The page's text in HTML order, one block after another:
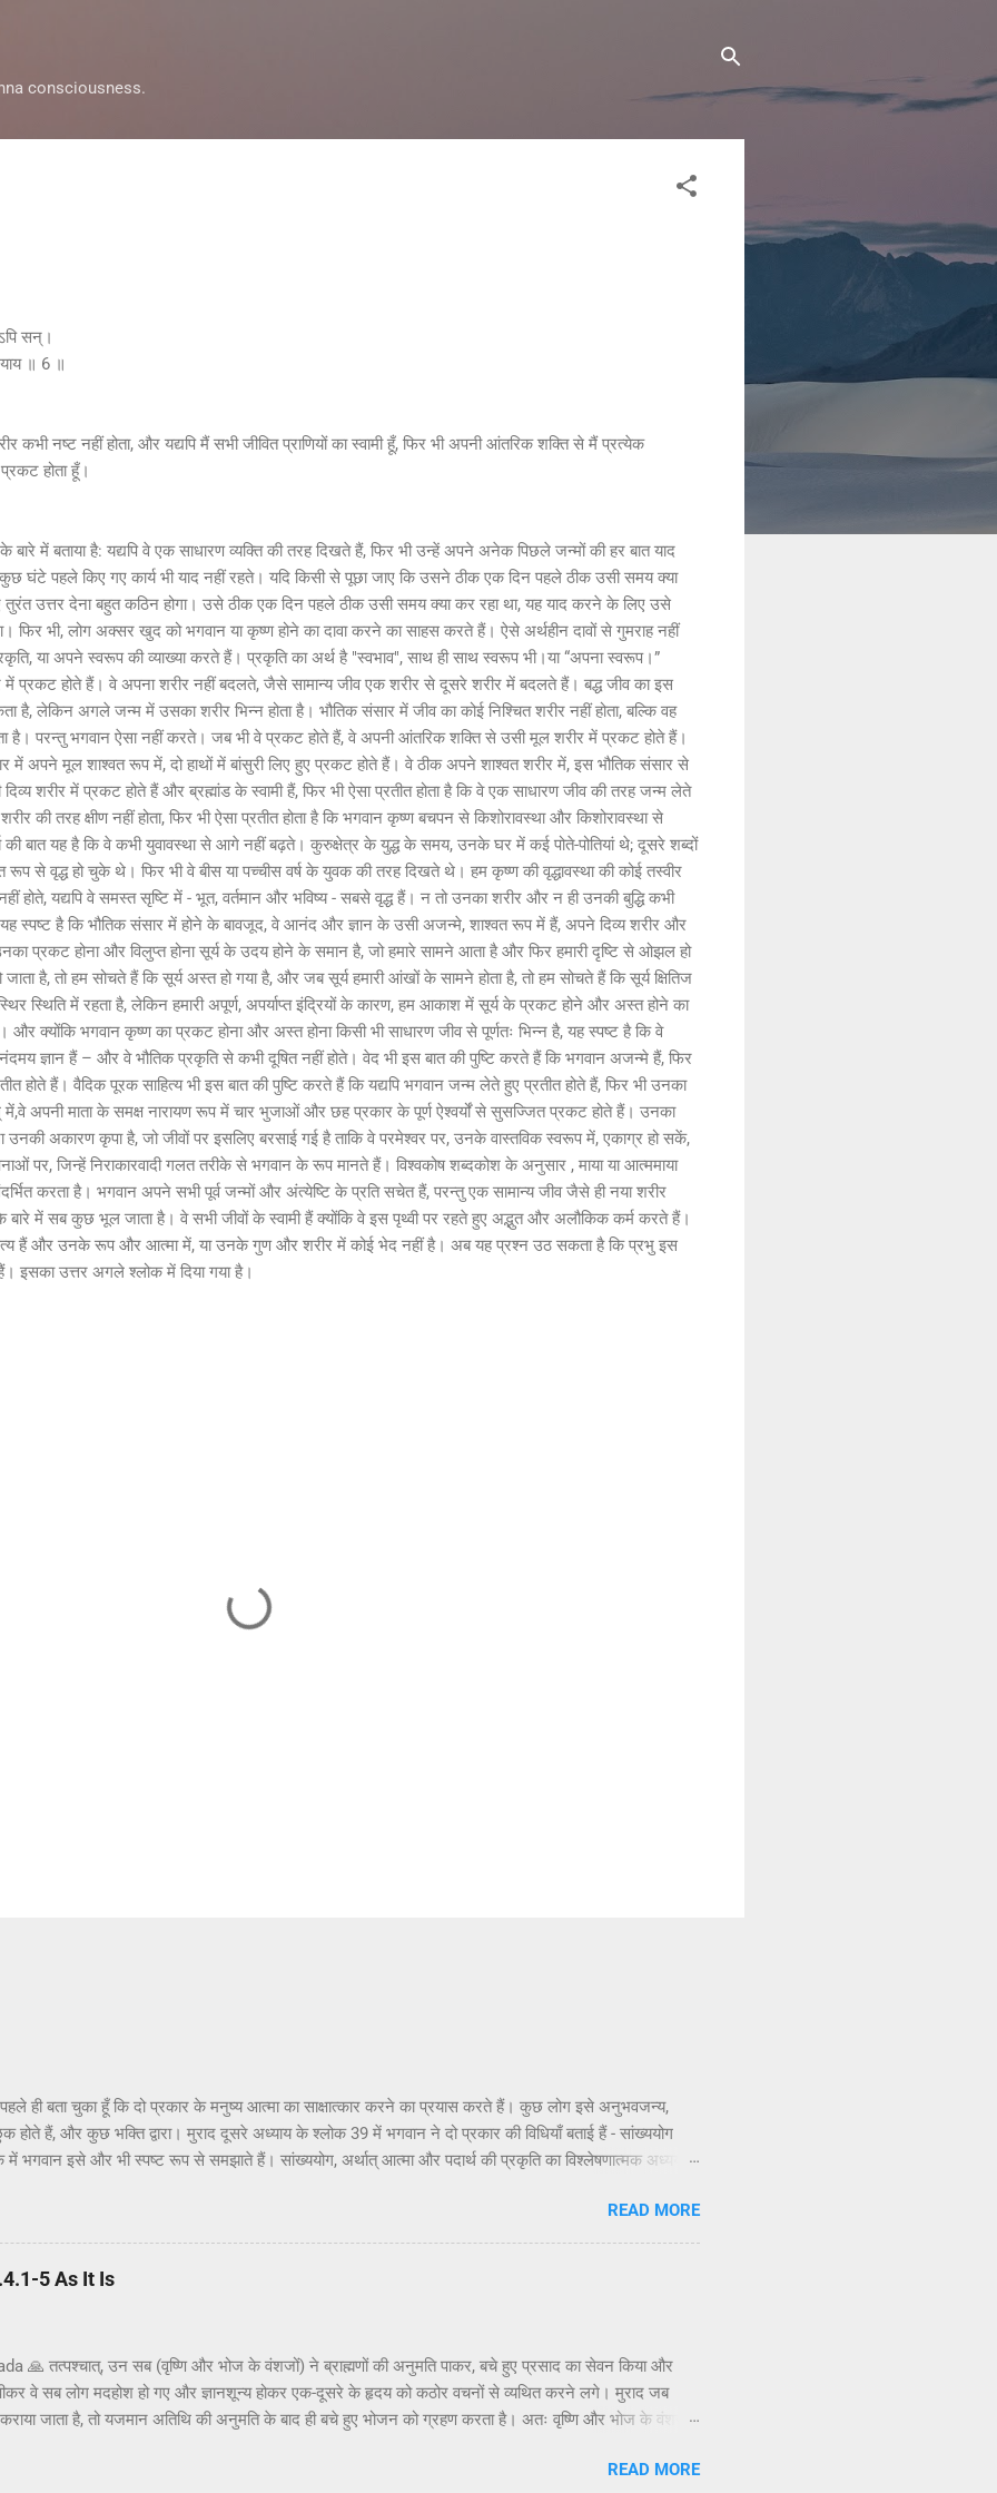
consciousness.
सन्।
॥ 6 ॥
कभी नष्ट नहीं होता, और यद्यपि मैं सभी जीवित प्राणियों का स्वामी हूँ, फिर भी अपनी आंतरिक शक्ति से मैं प्रत्येक
होता हूँ।
बारे में बताया है: यद्यपि वे एक साधारण व्यक्ति की तरह दिखते हैं, फिर भी उन्हें अपने अनेक पिछले जन्मों की हर बात याद
घंटे पहले किए गए कार्य भी याद नहीं रहते। यदि किसी से पूछा जाए कि उसने ठीक एक दिन पहले ठीक उसी समय क्या
उत्तर देना बहुत कठिन होगा। उसे ठीक एक दिन पहले ठीक उसी समय क्या कर रहा था, यह याद करने के लिए उसे
फिर भी, लोग अक्सर खुद को भगवान या कृष्ण होने का दावा करने का साहस करते हैं। ऐसे अर्थहीन दावों से गुमराह नहीं
या अपने स्वरूप की व्याख्या करते हैं। प्रकृति का अर्थ है "स्वभाव", साथ ही साथ स्वरूप भी।या “अपना स्वरूप।”
प्रकट होते हैं। वे अपना शरीर नहीं बदलते, जैसे सामान्य जीव एक शरीर से दूसरे शरीर में बदलते हैं। बद्ध जीव का इस
है, लेकिन अगले जन्म में उसका शरीर भिन्न होता है। भौतिक संसार में जीव का कोई निश्चित शरीर नहीं होता, बल्कि वह
है। परन्तु भगवान ऐसा नहीं करते। जब भी वे प्रकट होते हैं, वे अपनी आंतरिक शक्ति से उसी मूल शरीर में प्रकट होते हैं।
में अपने मूल शाश्वत रूप में, दो हाथों में बांसुरी लिए हुए प्रकट होते हैं। वे ठीक अपने शाश्वत शरीर में, इस भौतिक संसार से
शरीर में प्रकट होते हैं और ब्रह्मांड के स्वामी हैं, फिर भी ऐसा प्रतीत होता है कि वे एक साधारण जीव की तरह जन्म लेते
की तरह क्षीण नहीं होता, फिर भी ऐसा प्रतीत होता है कि भगवान कृष्ण बचपन से किशोरावस्था और किशोरावस्था से
बात यह है कि वे कभी युवावस्था से आगे नहीं बढ़ते। कुरुक्षेत्र के युद्ध के समय, उनके घर में कई पोते-पोतियां थे; दूसरे शब्दों
रूप से वृद्ध हो चुके थे। फिर भी वे बीस या पच्चीस वर्ष के युवक की तरह दिखते थे। हम कृष्ण की वृद्धावस्था की कोई तस्वीर
होते, यद्यपि वे समस्त सृष्टि में - भूत, वर्तमान और भविष्य - सबसे वृद्ध हैं। न तो उनका शरीर और न ही उनकी बुद्धि कभी
यह स्पष्ट है कि भौतिक संसार में होने के बावजूद, वे आनंद और ज्ञान के उसी अजन्मे, शाश्वत रूप में हैं, अपने दिव्य शरीर और
उनका प्रकट होना और विलुप्त होना सूर्य के उदय होने के समान है, जो हमारे सामने आता है और फिर हमारी दृष्टि से ओझल हो
है, तो हम सोचते हैं कि सूर्य अस्त हो गया है, और जब सूर्य हमारी आंखों के सामने होता है, तो हम सोचते हैं कि सूर्य क्षितिज
स्थिति में रहता है, लेकिन हमारी अपूर्ण, अपर्याप्त इंद्रियों के कारण, हम आकाश में सूर्य के प्रकट होने और अस्त होने का
क्योंकि भगवान कृष्ण का प्रकट होना और अस्त होना किसी भी साधारण जीव से पूर्णतः भिन्न है, यह स्पष्ट है कि वे
ज्ञान हैं – और वे भौतिक प्रकृति से कभी दूषित नहीं होते। वेद भी इस बात की पुष्टि करते हैं कि भगवान अजन्मे हैं, फिर
होते हैं। वैदिक पूरक साहित्य भी इस बात की पुष्टि करते हैं कि यद्यपि भगवान जन्म लेते हुए प्रतीत होते हैं, फिर भी उनका
में,वे अपनी माता के समक्ष नारायण रूप में चार भुजाओं और छह प्रकार के पूर्ण ऐश्वर्यों से सुसज्जित प्रकट होते हैं। उनका
अकारण कृपा है, जो जीवों पर इसलिए बरसाई गई है ताकि वे परमेश्वर पर, उनके वास्तविक स्वरूप में, एकाग्र हो सकें,
पर, जिन्हें निराकारवादी गलत तरीके से भगवान के रूप मानते हैं। विश्वकोष शब्दकोश के अनुसार , माया या आत्ममाया
करता है। भगवान अपने सभी पूर्व जन्मों और अंत्येष्टि के प्रति सचेत हैं, परन्तु एक सामान्य जीव जैसे ही नया शरीर
बारे में सब कुछ भूल जाता है। वे सभी जीवों के स्वामी हैं क्योंकि वे इस पृथ्वी पर रहते हुए अद्भुत और अलौकिक कर्म करते हैं।
हैं और उनके रूप और आत्मा में, या उनके गुण और शरीर में कोई भेद नहीं है। अब यह प्रश्न उठ सकता है कि प्रभु इस
इसका उत्तर अगले श्लोक में दिया गया है।
ही बता चुका हूँ कि दो प्रकार के मनुष्य आत्मा का साक्षात्कार करने का प्रयास करते हैं। कुछ लोग इसे अनुभवजन्य,
होते हैं, और कुछ भक्ति द्वारा। मुराद दूसरे अध्याय के श्लोक 39 में भगवान ने दो प्रकार की विधियाँ बताई हैं - सांख्ययोग
में भगवान इसे और भी स्पष्ट रूप से समझाते हैं। सांख्ययोग, अर्थात् आत्मा और पदार्थ की प्रकृति का विश्लेषणात्मक अध्ययन,
गया है। भगवान ने उनतीसवें श्लोक में भी बताया है कि बुद्धियोग या कृष्णभावनामृत के सिद्धांतों के अनुसार कार्य करने
है; और इसके अतिरिक्त, इस प्रक्रिया में कोई दोष नहीं है। इकसठवें श्लोक में यही सिद्धांत अधिक स्पष्ट रूप से समझाया
(या अधिक विशिष्ट रूप से, कृष्ण पर) ...
READ MORE
5 As It Is
🙏 तत्पश्चात्, उन सब (वृष्णि और भोज के वंशजों) ने ब्राह्मणों की अनुमति पाकर, बचे हुए प्रसाद का सेवन किया और
पीकर वे सब लोग मदहोश हो गए और ज्ञानशून्य होकर एक-दूसरे के हृदय को कठोर वचनों से व्यथित करने लगे। मुराद जब
कराया जाता है, तो यजमान अतिथि की अनुमति के बाद ही बचे हुए भोजन को ग्रहण करता है। अतः वृष्णि और भोज के वंशजों
इस प्रकार मदिरापान करने से वे उन्मत्त और विवेकशून्य हो गए, यहाँ तक कि वे एक-दूसरे के साथ अपने संबंध भूल गए और
READ MORE